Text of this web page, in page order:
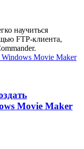
научиться
FTP-клиента,
Movie Maker